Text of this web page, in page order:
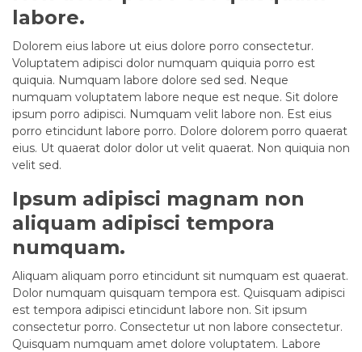
labore.
Dolorem eius labore ut eius dolore porro consectetur.
Voluptatem adipisci dolor numquam quiquia porro est
quiquia. Numquam labore dolore sed sed. Neque
numquam voluptatem labore neque est neque. Sit dolore
ipsum porro adipisci. Numquam velit labore non. Est eius
porro etincidunt labore porro. Dolore dolorem porro quaerat
eius. Ut quaerat dolor dolor ut velit quaerat. Non quiquia non
velit sed.
Ipsum adipisci magnam non
aliquam adipisci tempora
numquam.
Aliquam aliquam porro etincidunt sit numquam est quaerat.
Dolor numquam quisquam tempora est. Quisquam adipisci
est tempora adipisci etincidunt labore non. Sit ipsum
consectetur porro. Consectetur ut non labore consectetur.
Quisquam numquam amet dolore voluptatem. Labore